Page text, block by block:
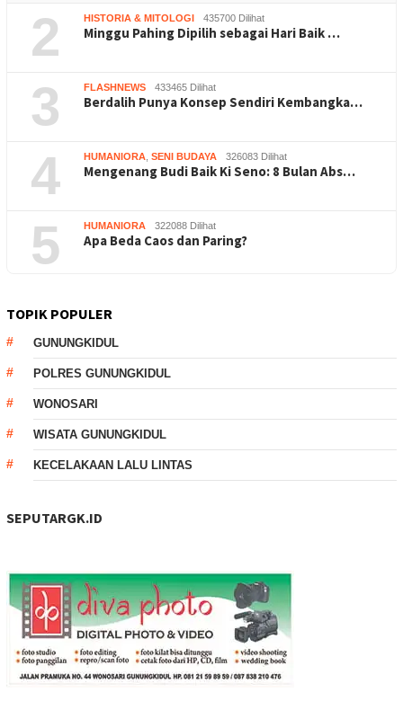
2 HISTORIA & MITOLOGI 435700 Dilihat
Minggu Pahing Dipilih sebagai Hari Baik …
3 FLASHNEWS 433465 Dilihat
Berdalih Punya Konsep Sendiri Kembangka…
4 HUMANIORA SENI BUDAYA 326083 Dilihat
Mengenang Budi Baik Ki Seno: 8 Bulan Abs…
5 HUMANIORA 322088 Dilihat
Apa Beda Caos dan Paring?
TOPIK POPULER
GUNUNGKIDUL
POLRES GUNUNGKIDUL
WONOSARI
WISATA GUNUNGKIDUL
KECELAKAAN LALU LINTAS
SEPUTARGK.ID